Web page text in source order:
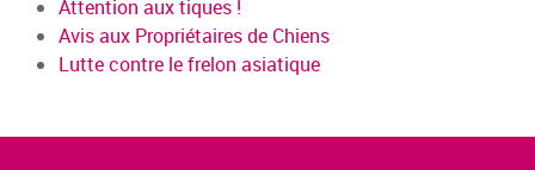
Attention aux tiques !
Avis aux Propriétaires de Chiens
Lutte contre le frelon asiatique